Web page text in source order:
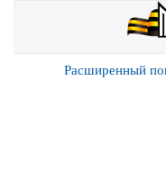
Расширенный